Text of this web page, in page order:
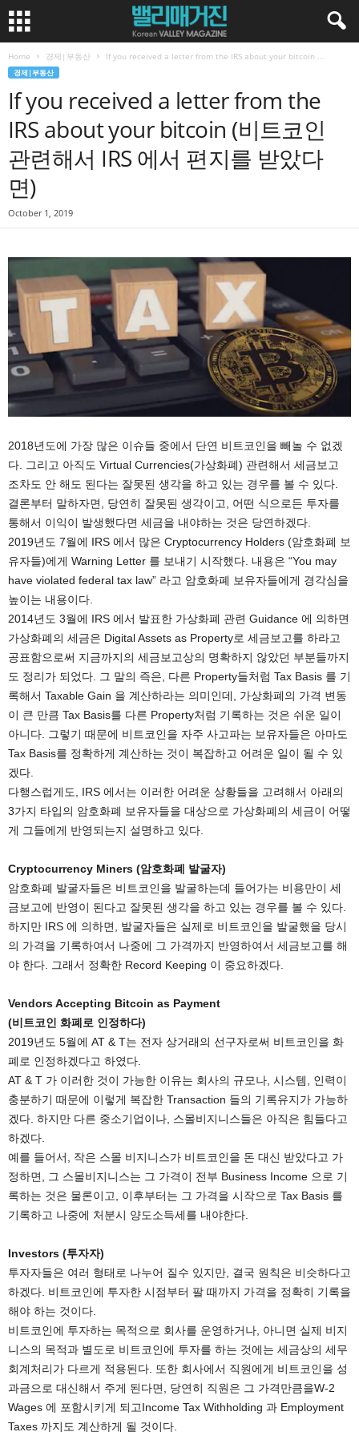
Home 경제|부동산 If you received a letter from the IRS about your bitcoin ...
경제|부동산
If you received a letter from the
IRS about your bitcoin (비트코인
관련해서 IRS 에서 편지를 받았다
면)
October 1, 2019
2018년도에 가장 많은 이슈들 중에서 단연 비트코인을 빼놀 수 없겠
다. 그리고 아직도 Virtual Currencies(가상화폐) 관련해서 세금보고
조차도 안 해도 된다는 잘못된 생각을 하고 있는 경우를 볼 수 있다.
결론부터 말하자면, 당연히 잘못된 생각이고, 어떤 식으로든 투자를
통해서 이익이 발생했다면 세금을 내야하는 것은 당연하겠다.
2019년도 7월에 IRS 에서 많은 Cryptocurrency Holders (암호화폐 보
유자들)에게 Warning Letter 를 보내기 시작했다. 내용은 “You may
have violated federal tax law” 라고 암호화폐 보유자들에게 경각심을
높이는 내용이다.
2014년도 3월에 IRS 에서 발표한 가상화폐 관련 Guidance 에 의하면
가상화폐의 세금은 Digital Assets as Property로 세금보고를 하라고
공표함으로써 지금까지의 세금보고상의 명확하지 않았던 부분들까지
도 정리가 되었다. 그 말의 즉은, 다른 Property들처럼 Tax Basis 를 기
록해서 Taxable Gain 을 계산하라는 의미인데, 가상화폐의 가격 변동
이 큰 만큼 Tax Basis를 다른 Property처럼 기록하는 것은 쉬운 일이
아니다. 그렇기 때문에 비트코인을 자주 사고파는 보유자들은 아마도
Tax Basis를 정확하게 계산하는 것이 복잡하고 어려운 일이 될 수 있
겠다.
다행스럽게도, IRS 에서는 이러한 어려운 상황들을 고려해서 아래의
3가지 타입의 암호화폐 보유자들을 대상으로 가상화폐의 세금이 어떻
게 그들에게 반영되는지 설명하고 있다.
Cryptocurrency Miners (암호화폐 발굴자)
암호화폐 발굴자들은 비트코인을 발굴하는데 들어가는 비용만이 세
금보고에 반영이 된다고 잘못된 생각을 하고 있는 경우를 볼 수 있다.
하지만 IRS 에 의하면, 발굴자들은 실제로 비트코인을 발굴했을 당시
의 가격을 기록하여서 나중에 그 가격까지 반영하여서 세금보고를 해
야 한다. 그래서 정확한 Record Keeping 이 중요하겠다.
Vendors Accepting Bitcoin as Payment
(비트코인 화폐로 인정하다)
2019년도 5월에 AT & T는 전자 상거래의 선구자로써 비트코인을 화
폐로 인정하겠다고 하였다.
AT & T 가 이러한 것이 가능한 이유는 회사의 규모나, 시스템, 인력이
충분하기 때문에 이렇게 복잡한 Transaction 들의 기록유지가 가능하
겠다. 하지만 다른 중소기업이나, 스몰비지니스들은 아직은 힘들다고
하겠다.
예를 들어서, 작은 스몰 비지니스가 비트코인을 돈 대신 받았다고 가
정하면, 그 스몰비지니스는 그 가격이 전부 Business Income 으로 기
록하는 것은 물론이고, 이후부터는 그 가격을 시작으로 Tax Basis 를
기록하고 나중에 처분시 양도소득세를 내야한다.
Investors (투자자)
투자자들은 여러 형태로 나누어 질수 있지만, 결국 원칙은 비슷하다고
하겠다. 비트코인에 투자한 시점부터 팔 때까지 가격을 정확히 기록을
해야 하는 것이다.
비트코인에 투자하는 목적으로 회사를 운영하거나, 아니면 실제 비지
니스의 목적과 별도로 비트코인에 투자를 하는 것에는 세금상의 세무
회계처리가 다르게 적용된다. 또한 회사에서 직원에게 비트코인을 성
과금으로 대신해서 주게 된다면, 당연히 직원은 그 가격만큼을W-2
Wages 에 포함시키게 되고Income Tax Withholding 과 Employment
Taxes 까지도 계산하게 될 것이다.